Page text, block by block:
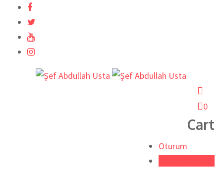
İçeriğe
0
Cart
Oturum